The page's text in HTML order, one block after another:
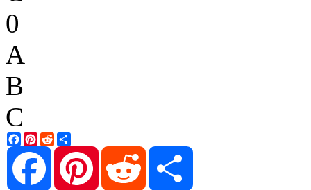
0
A
B
C
Facebook
Pinterest
Reddit
Facebook
Pinterest Reddit